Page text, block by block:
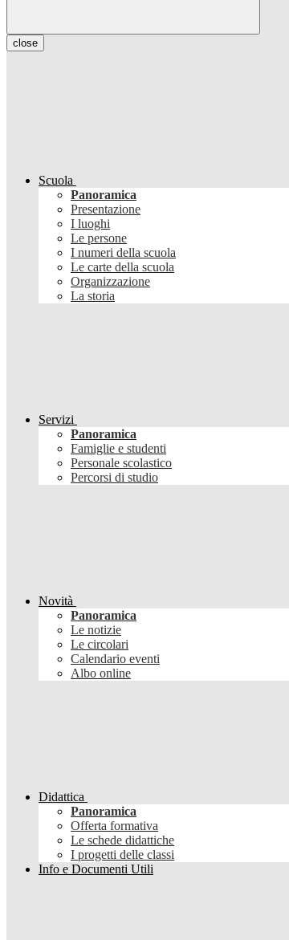
close
Scuola
Panoramica
Presentazione
I luoghi
Le persone
I numeri della scuola
Le carte della scuola
Organizzazione
La storia
Servizi
Panoramica
Famiglie e studenti
Personale scolastico
Percorsi di studio
Novità
Panoramica
Le notizie
Le circolari
Calendario eventi
Albo online
Didattica
Panoramica
Offerta formativa
Le schede didattiche
I progetti delle classi
Info e Documenti Utili